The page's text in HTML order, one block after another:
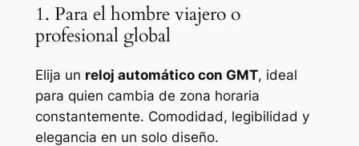
1. Para el hombre viajero o
profesional global
Elija un reloj automático con GMT, ideal
para quien cambia de zona horaria
constantemente. Comodidad, legibilidad y
elegancia en un solo diseño.